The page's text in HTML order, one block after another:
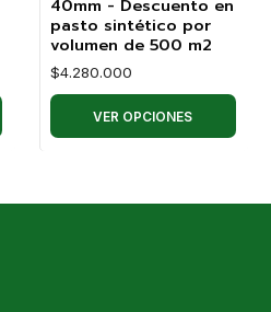
40mm - Descuento en
pasto sintético por
volumen de 500 m2
$4.280.000
VER OPCIONES